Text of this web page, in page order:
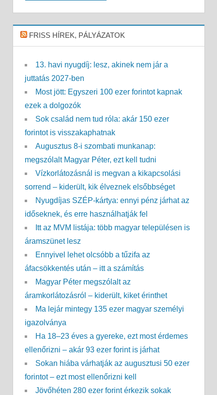
FRISS HÍREK, PÁLYÁZATOK
13. havi nyugdíj: lesz, akinek nem jár a
juttatás 2027-ben
Most jött: Egyszeri 100 ezer forintot kapnak
ezek a dolgozók
Sok család nem tud róla: akár 150 ezer
forintot is visszakaphatnak
Augusztus 8-i szombati munkanap:
megszólalt Magyar Péter, ezt kell tudni
Vízkorlátozásnál is megvan a kikapcsolási
sorrend – kiderült, kik élveznek elsőbbséget
Nyugdíjas SZÉP-kártya: ennyi pénz járhat az
időseknek, és erre használhatják fel
Itt az MVM listája: több magyar településen is
áramszünet lesz
Ennyivel lehet olcsóbb a tűzifa az
áfacsökkentés után – itt a számítás
Magyar Péter megszólalt az
áramkorlátozásról – kiderült, kiket érinthet
Ma lejár mintegy 135 ezer magyar személyi
igazolványa
Ha 18–23 éves a gyereke, ezt most érdemes
ellenőrizni – akár 93 ezer forint is járhat
Sokan hiába várhatják az augusztusi 50 ezer
forintot – ezt most ellenőrizni kell
Jövőhéten 280 ezer forint érkezik sokak